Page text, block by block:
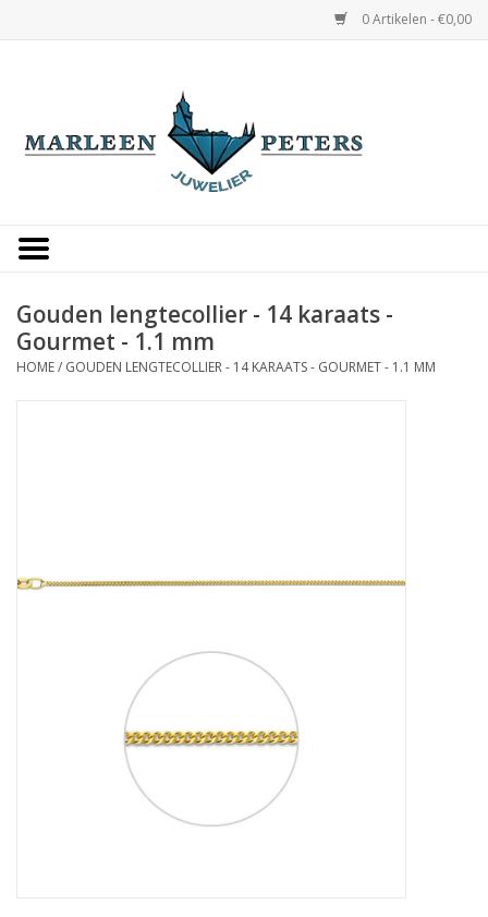
0 Artikelen - €0,00
Occasions
Gouden lengtecollier - 14 karaats -
Gourmet - 1.1 mm
HOME/ GOUDEN LENGTECOLLIER - 14 KARAATS - GOURMET - 1.1 MM